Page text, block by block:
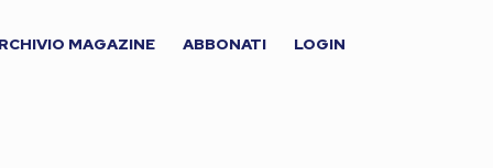
MAGAZINE ABBONATI LOGIN